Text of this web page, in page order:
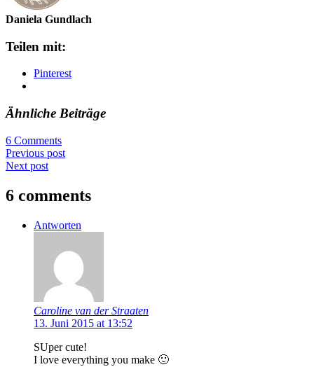
Daniela Gundlach
Teilen mit:
Pinterest
Ähnliche Beiträge
6 Comments
Previous post
Next post
6 comments
Antworten
Caroline van der Straaten
13. Juni 2015 at 13:52
SUper cute!
I love everything you make 🙂